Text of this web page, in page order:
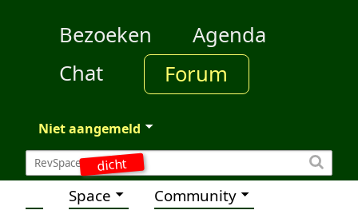
dicht
Bezoeken
Agenda
Chat
Forum
Niet aangemeld
Space Community